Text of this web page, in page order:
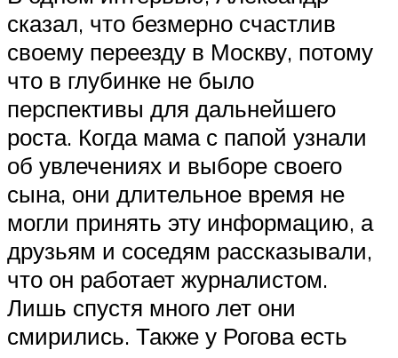
сказал, что безмерно счастлив
своему переезду в Москву, потому
что в глубинке не было
перспективы для дальнейшего
роста. Когда мама с папой узнали
об увлечениях и выборе своего
сына, они длительное время не
могли принять эту информацию, а
друзьям и соседям рассказывали,
что он работает журналистом.
Лишь спустя много лет они
смирились. Также у Рогова есть